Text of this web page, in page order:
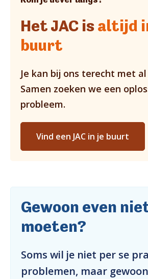
Het JAC isaltijd
buurt
Je kan bij ons terecht met
Samen zoeken we een
probleem.
Vind een JAC in je buurt
Gewoon even
moeten?
Soms wil je niet per se
problemen, maar